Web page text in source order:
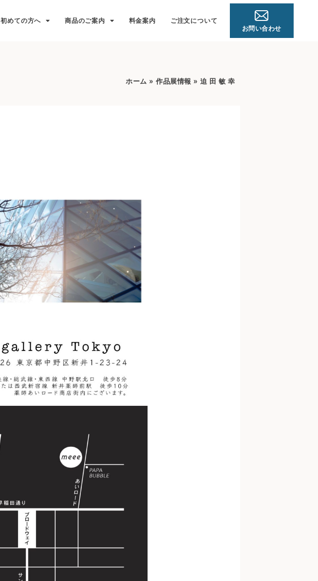
初めての方へ 商品のご案内 料金案内
ご注文について
お問い合わせ
ホーム »作品展情報 »迫 田 敏 幸